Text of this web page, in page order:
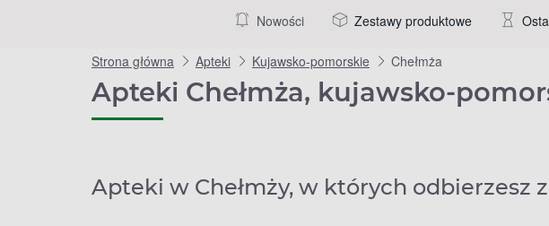
Nowości Zestawy produktowe
Strona główna Apteki Kujawsko-pomorskie Chełmża
Apteki Chełmża, kujawsko-
Apteki w Chełmży, w których odbierzesz